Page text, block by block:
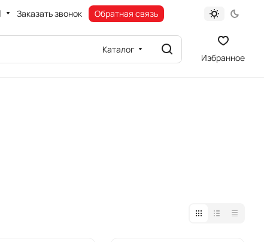
Заказать звонок Обратная связь
Каталог
Избранное